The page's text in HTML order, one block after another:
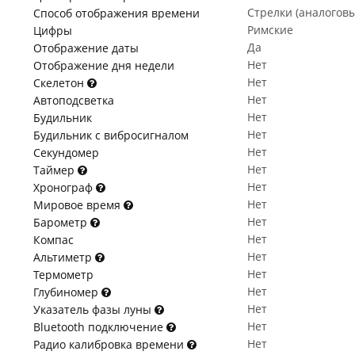
Способ отображения времени
Стрелки
Цифры
Римские
Отображение даты
Да
Отображение дня недели
Нет
Скелетон
Нет
Автоподсветка
Нет
Будильник
Нет
Будильник с вибросигналом
Нет
Секундомер
Нет
Таймер
Нет
Хронограф
Нет
Мировое время
Нет
Барометр
Нет
Компас
Нет
Альтиметр
Нет
Термометр
Нет
Глубиномер
Нет
Указатель фазы луны
Нет
Bluetooth подключение
Нет
Радио калибровка времени
Нет